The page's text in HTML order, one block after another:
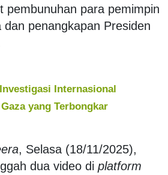
pembunuhan para pemimpin
penangkapan Presiden
Internasional
yang Terbongkar
, Selasa (18/11/2025),
dua video di platform